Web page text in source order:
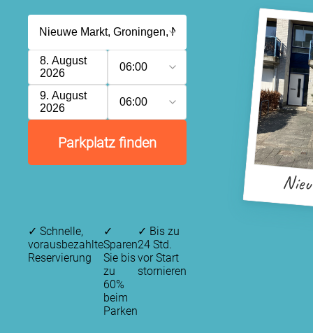
8. August
2026
06:00
9. August
2026
06:00
Parkplatz finden
✓ Schnelle,
vorausbezahlte
Reservierung
✓
Sparen
Sie bis
zu
60%
beim
Parken
✓ Bis zu
24 Std.
vor Start
stornieren